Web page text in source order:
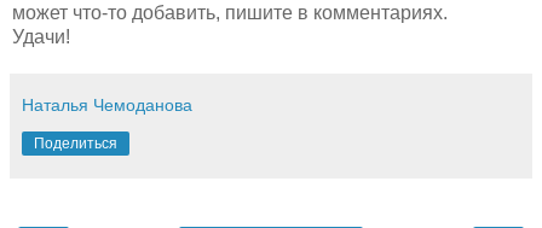
может что-то добавить, пишите в комментариях.
Удачи!
Наталья Чемоданова
Поделиться